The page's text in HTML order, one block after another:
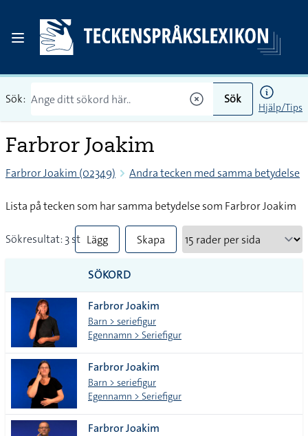
Sök: Sök
Hjälp/Tips
Farbror Joakim
Farbror Joakim (02349) Andra tecken med samma betydelse
Lista på tecken som har samma betydelse som Farbror Joakim
Sökresultat: 3 st Lägg
till
alla i
lista
Skapa
SÖKORD
Farbror Joakim
Barn > seriefigur
Egennamn > Seriefigur
Farbror Joakim
Barn > seriefigur
Egennamn > Seriefigur
Farbror Joakim